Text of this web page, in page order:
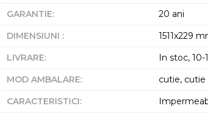
GARANTIE:
20 ani
DIMENSIUNI :
1511x229
LIVRARE:
In stoc,
MOD AMBALARE:
cutie, cutie
CARACTERISTICI: